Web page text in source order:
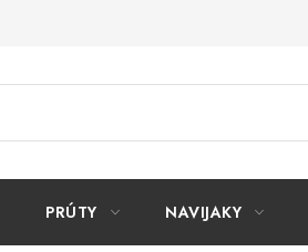
PRÚTY NAVIJAKY